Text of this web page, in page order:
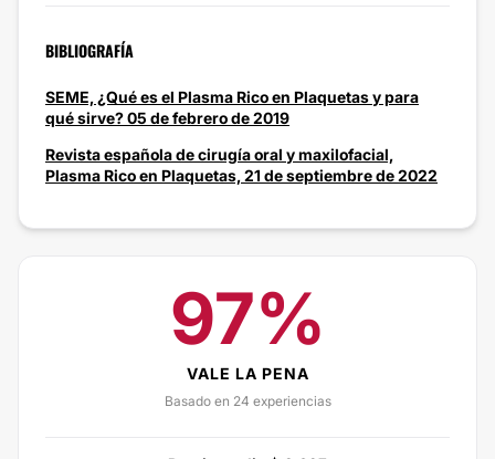
BIBLIOGRAFÍA
SEME, ¿Qué es el Plasma Rico en Plaquetas y para
qué sirve? 05 de febrero de 2019
Revista española de cirugía oral y maxilofacial,
Plasma Rico en Plaquetas, 21 de septiembre de 2022
97%
VALE LA PENA
Basado en 24 experiencias